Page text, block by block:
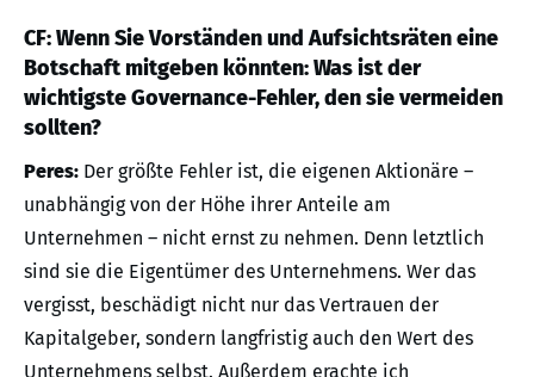
CF: Wenn Sie Vorständen und Aufsichtsräten eine
Botschaft mitgeben könnten: Was ist der
wichtigste Governance-Fehler, den sie vermeiden
sollten?
Peres: Der größte Fehler ist, die eigenen Aktionäre –
unabhängig von der Höhe ihrer Anteile am
Unternehmen – nicht ernst zu nehmen. Denn letztlich
sind sie die Eigentümer des Unternehmens. Wer das
vergisst, beschädigt nicht nur das Vertrauen der
Kapitalgeber, sondern langfristig auch den Wert des
Unternehmens selbst. Außerdem erachte ich